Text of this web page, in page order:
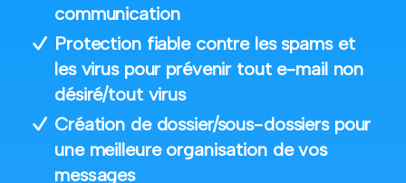
communication
Protection fiable contre les spams et
les virus pour prévenir tout e-mail non
désiré/tout virus
Création de dossier/sous-dossiers pour
une meilleure organisation de vos
messages